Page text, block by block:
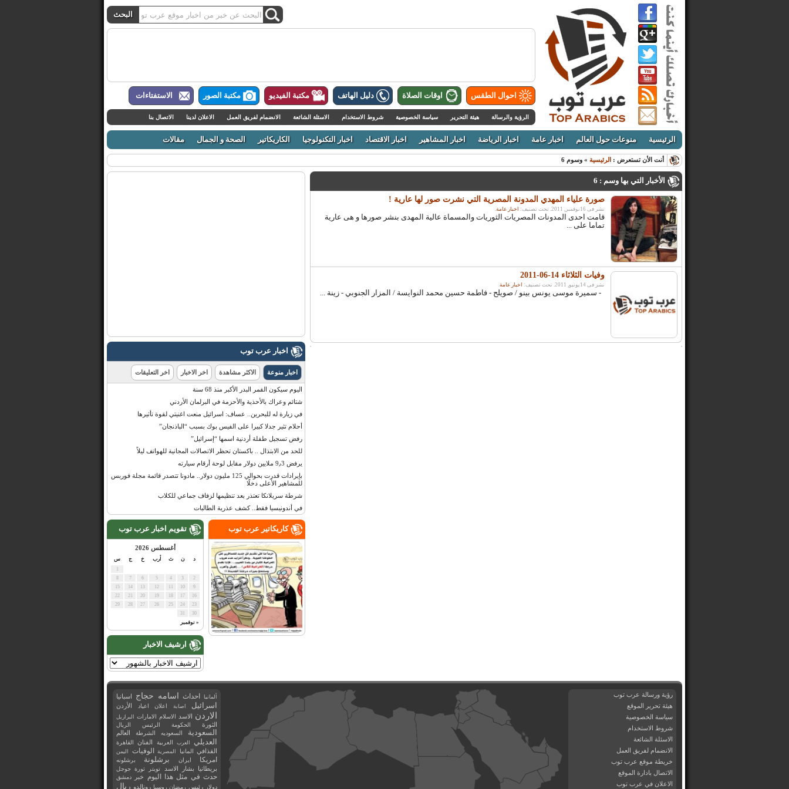
احوال الطقس اوقات الصلاة دليل الهاتف مكتبة الفيديو مكتبة الصور الاستفتاءات
الرؤية والرسالة هيئة التحرير سياسة الخصوصية شروط الاستخدام الاسئلة الشائعة الانضمام لفريق العمل الاعلان لدينا الاتصال بنا
الرئيسية منوعات حول العالم اخبار عامة اخبار الرياضة اخبار المشاهير اخبار الاقتصاد اخبار التكنولوجيا الكاريكاتير الصحة و الجمال مقالات
أنت الأن تستعرض : الرئيسية » وسوم 6
الأخبار التي بها وسم : 6
صورة علياء المهدي المدونة المصرية التي نشرت صور لها عارية !
نشر فى 16نوفمبر, 2011. تحت تصنيف: اخبار عامة.
قامت احدى المدونات المصريات الثوريات والمسماة عالية المهدى بنشر صورها و هى عارية
تماما على ...
وفيات الثلاثاء 14-06-2011
نشر فى 14يونيو, 2011. تحت تصنيف: اخبار عامة.
- سميرة موسى يونس بينو / صويلح - فاطمة حسين محمد النوايسة / المزار الجنوبي - زينة ...
اخبار عرب توب
اخبار منوعة الاكثر مشاهدة اخر الاخبار اخر التعليقات
اليوم سيكون القمر البدر الأكبر منذ 68 سنة
شتائم وعراك بالأحذية والأحزمة في البرلمان الأردني
في زيارة له للبحرين.. عساف: اسرائيل منعت اغنيتي لقوة تأثيرها
أحلام تثير جدلا كبيرا على الفيس بوك بسبب “الباذنجان”
رفض تسجيل طفلة أردنية اسمها “إسرائيل”
للحد من الابتذال .. باكستان تحظر الاتصالات المجانية للهواتف ليلاً
يرفض 9٫3 ملايين دولار مقابل لوحة أرقام سيارته
بإيرادات قدرت بحوالي 125 مليون دولار.. مادونا تتصدر قائمة مجلة فوربس
للمشاهير الأعلى دخلًا
شرطة سريلانكا تعتذر بعد تنظيمها لزفاف جماعي للكلاب
في أندونيسيا فقط.. كشف عذرية الطالبات
تقويم اخبار عرب توب
أغسطس 2026
د ن ث أرب خ ج س
« نوفمبر
2
3
4
5
6
7
8
9
10
12
13
14
15
16
17
18
19
20
21
22
23
24
25
26
27
28
29
30
31
ارشيف الاخبار
كاريكاتير عرب توب
رؤية ورسالة عرب توب
هيئة تحرير الموقع
سياسة الخصوصية
شروط الاستخدام
الاسئلة الشائعة
الانضمام لفريق العمل
خريطة موقع عرب توب
الاتصال بادارة الموقع
الاعلان في عرب توب
ألمانيا احداث اسامه حجاج اسبانيا
اسرائيل اصابة اعلان اعياد الأردن
الاردن الاسد الاسلام الامارات البرازيل
الثورة الحكومة الرئيس الريال
السعودية السعوديه الشرطة العالم
العديلي العرب العربية الفنان القاهرة
القذافي المانيا المصرية الوفيات اليمن
امريكا ايران برشلونة برشلونه
بريطانيا بشار الاسد تويتر ثورة جوجل
حدث في مثل هذا اليوم خبر
دمشق
دولار
رئيس رمضان روسيا رونالدو ريال